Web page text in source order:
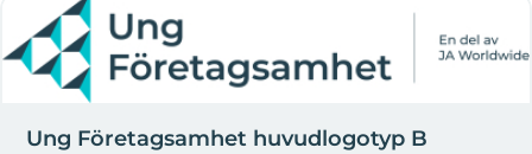
Ung Företagsamhet huvudlogotyp B